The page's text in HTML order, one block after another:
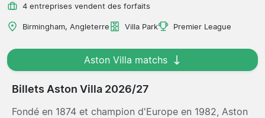
4 entreprises vendent des forfaits
Birmingham, Angleterre Villa Park Premier League
Aston Villa matchs
Billets Aston Villa 2026/27
Fondé en 1874 et champion d'Europe en 1982, Aston